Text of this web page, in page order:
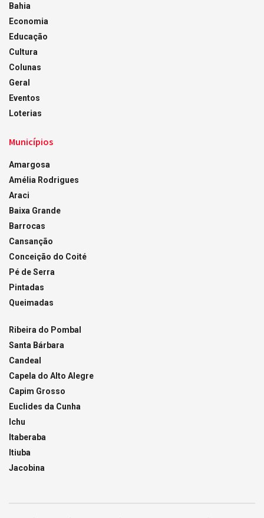
Bahia
Economia
Educação
Cultura
Colunas
Geral
Eventos
Loterias
Municípios
Amargosa
Amélia Rodrigues
Araci
Baixa Grande
Barrocas
Cansanção
Conceição do Coité
Pé de Serra
Pintadas
Queimadas
Ribeira do Pombal
Santa Bárbara
Candeal
Capela do Alto Alegre
Capim Grosso
Euclides da Cunha
Ichu
Itaberaba
Itiuba
Jacobina